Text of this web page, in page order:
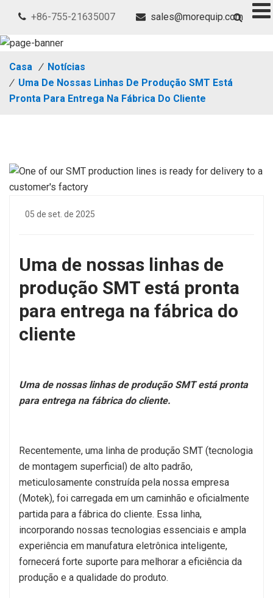
+86-755-21635007 sales@morequip.com
Casa / Notícias
/ Uma De Nossas Linhas De Produção SMT Está
Pronta Para Entrega Na Fábrica Do Cliente
05 de set. de 2025
Uma de nossas linhas de
produção SMT está pronta
para entrega na fábrica do
cliente
Uma de nossas linhas de produção SMT está pronta
para entrega na fábrica do cliente.
Recentemente, uma linha de produção SMT (tecnologia
de montagem superficial) de alto padrão,
meticulosamente construída pela nossa empresa
(Motek), foi carregada em um caminhão e oficialmente
partida para a fábrica do cliente. Essa linha,
incorporando nossas tecnologias essenciais e ampla
experiência em manufatura eletrônica inteligente,
fornecerá forte suporte para melhorar a eficiência da
produção e a qualidade do produto.